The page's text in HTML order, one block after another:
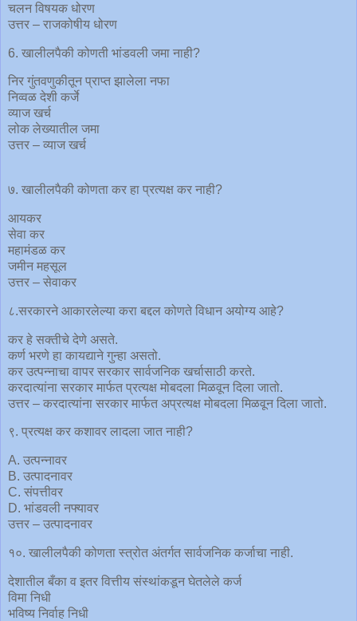
चलन विषयक धोरण
उत्तर – राजकोषीय धोरण
6. खालीलपैकी कोणती भांडवली जमा नाही?
निर गुंतवणुकीतून प्राप्त झालेला नफा
निव्वळ देशी कर्जे
व्याज खर्च
लोक लेख्यातील जमा
उत्तर – व्याज खर्च
७. खालीलपैकी कोणता कर हा प्रत्यक्ष कर नाही?
आयकर
सेवा कर
महामंडळ कर
जमीन महसूल
उत्तर – सेवाकर
८.सरकारने आकारलेल्या करा बद्दल कोणते विधान अयोग्य आहे?
कर हे सक्तीचे देणे असते.
कर्ण भरणे हा कायद्याने गुन्हा असतो.
कर उत्पन्नाचा वापर सरकार सार्वजनिक खर्चासाठी करते.
करदात्यांना सरकार मार्फत प्रत्यक्ष मोबदला मिळवून दिला जातो.
उत्तर – करदात्यांना सरकार मार्फत अप्रत्यक्ष मोबदला मिळवून दिला जातो.
९. प्रत्यक्ष कर कशावर लादला जात नाही?
A. उत्पन्नावर
B. उत्पादनावर
C. संपत्तीवर
D. भांडवली नफ्यावर
उत्तर – उत्पादनावर
१०. खालीलपैकी कोणता स्त्रोत अंतर्गत सार्वजनिक कर्जाचा नाही.
देशातील बँका व इतर वित्तीय संस्थांकडून घेतलेले कर्ज
विमा निधी
भविष्य निर्वाह निधी